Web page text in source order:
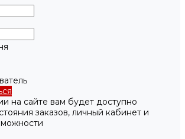
на сайте вам будет доступно
заказов, личный кабинет и